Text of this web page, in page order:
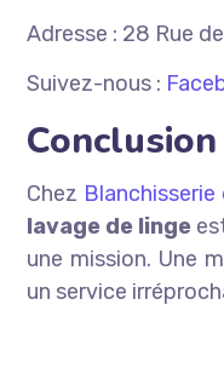
Adresse : 28 Rue
Suivez-nous :
Conclusion
Chez
lavage de linge
une mission. Une
un service